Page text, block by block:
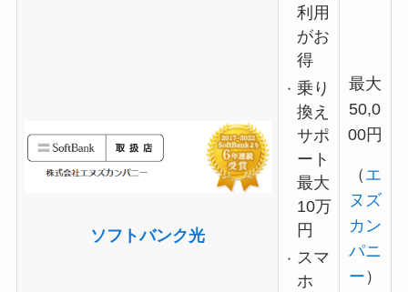
ソフトバンク光
利用
がお
得
乗り
換え
サポ
ート
最大
10万
円
スマ
ホ
最大
50,0
00円
（ エ
ヌズ
カン
パニ
ー ）